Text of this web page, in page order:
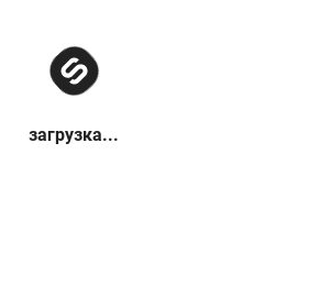
загрузка...